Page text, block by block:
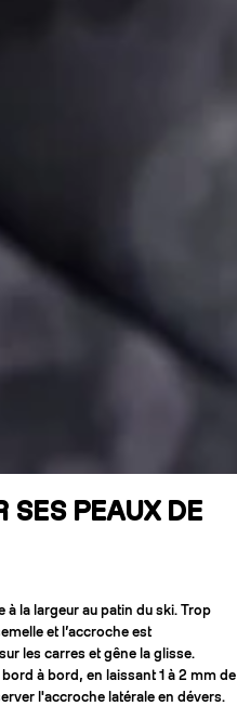
SES PEAUX DE
la largeur au patin du ski. Trop
et l’accroche est
les carres et gêne la glisse.
à bord, en laissant 1 à 2 mm de
l'accroche latérale en dévers.